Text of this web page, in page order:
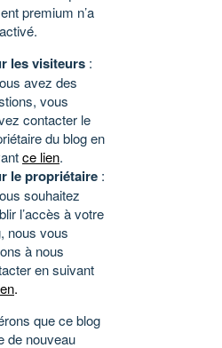
premium n’a
les visiteurs :
avez des
vous
contacter le
du blog en
ce lien.
le propriétaire :
souhaitez
l’accès à votre
nous vous
à nous
en suivant
.
que ce blog
de nouveau